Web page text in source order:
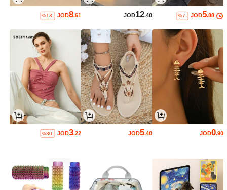
JOD5.88
%7-
JOD12.40
JOD8.61
%13-
JOD0.90
JOD5.40
JOD3.22
%30-